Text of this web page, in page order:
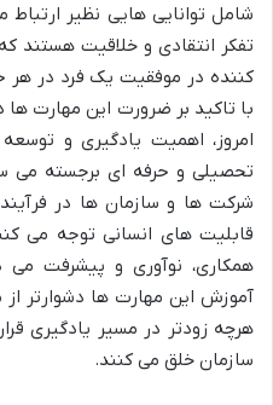
شامل توانایی هایی نظیر ارتباط
تفکر انتقادی و خلاقیت هستند
کننده در موفقیت یک فرد در هر
با تاکید بر ضرورت این مهارت
امروز، اهمیت یادگیری و
تحصیلی و حرفه ای برجسته می
شرکت ها و سازمان ها در
قابلیت های انسانی توجه می
همکاری، نوآوری و پیشرفت
آموزش این مهارت ها دشوارتر
هرچه زودتر در مسیر یادگیری
سازمان خلق می کنند.